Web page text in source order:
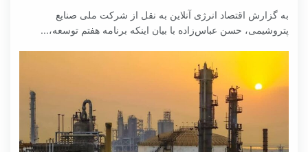
به گزارش اقتصاد انرژی آنلاین به نقل از شرکت ملی صنایع
پتروشیمی، حسن عباس‌زاده با بیان اینکه برنامه هفتم توسعه،...